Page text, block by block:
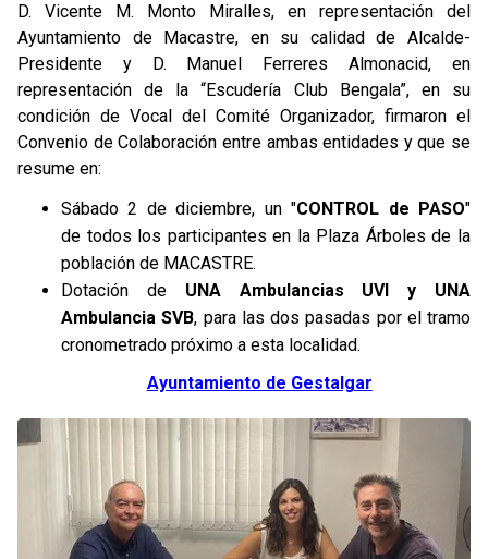
D. Vicente M. Monto Miralles, en representación del
Ayuntamiento de Macastre, en su calidad de Alcalde-
Presidente y D. Manuel Ferreres Almonacid, en
representación de la “Escudería Club Bengala”, en su
condición de Vocal del Comité Organizador, firmaron el
Convenio de Colaboración entre ambas entidades y que se
resume en:
Sábado 2 de diciembre, un "CONTROL de PASO"
de todos los participantes en la Plaza Árboles de la
población de MACASTRE.
Dotación de UNA Ambulancias UVI y UNA
Ambulancia SVB, para las dos pasadas por el tramo
cronometrado próximo a esta localidad.
Ayuntamiento de Gestalgar